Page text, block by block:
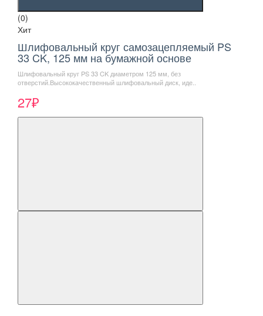
(0)
Хит
Шлифовальный круг самозацепляемый PS
33 CK, 125 мм на бумажной основе
Шлифовальный круг PS 33 CK диаметром 125 мм, без
отверстий.Высококачественный шлифовальный диск, иде..
27₽